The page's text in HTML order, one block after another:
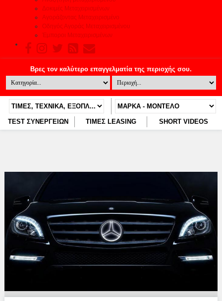
Δοκιμές Μεταχειρισμένων
Αγοράζοντας Μεταχειρισμένο
Οδηγός Αγοράς Μεταχειρισμένου
Έμποροι Μεταχειρισμένων
TEST ΣΥΝΕΡΓΕΙΩΝ ΤΙΜΕΣ LEASING SHORT VIDEOS